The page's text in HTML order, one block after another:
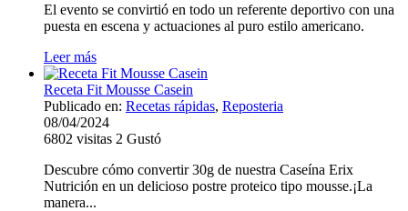
El evento se convirtió en todo un referente deportivo con una
puesta en escena y actuaciones al puro estilo americano.
Leer más
Receta Fit Mousse Casein
Publicado en: Recetas rápidas, Reposteria
08/04/2024
6802 visitas 2 Gustó
Descubre cómo convertir 30g de nuestra Caseína Erix
Nutrición en un delicioso postre proteico tipo mousse.¡La
manera...